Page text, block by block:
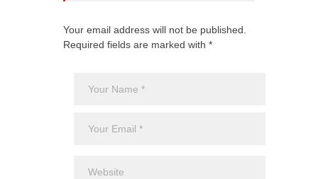
Your email address will not be published.
Required fields are marked with *